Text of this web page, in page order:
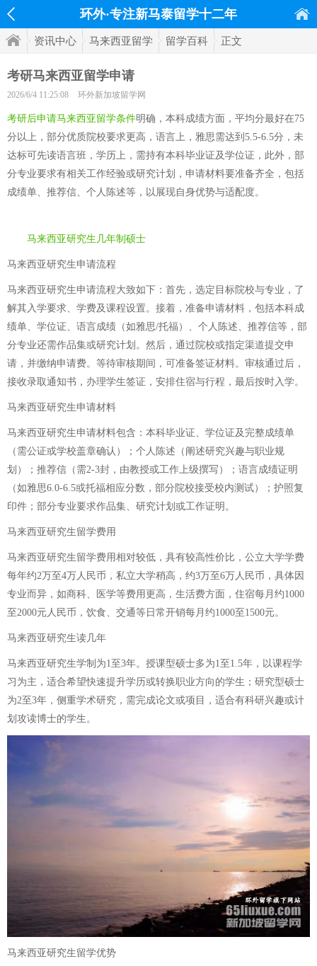
环外·专注新马泰留学十二年
资讯中心 马来西亚留学 留学百科 正文
考研马来西亚留学申请
2026/6/4 11:25:08 环外新加坡留学网
考研后申请马来西亚留学条件明确，本科成绩方面，平均分最好在75
分以上，部分优质院校要求更高，语言上，雅思需达到5.5-6.5分，未
达标可先读语言班，学历上，需持有本科毕业证及学位证，此外，部
分专业要求有相关工作经验或研究计划，申请材料要准备齐全，包括
成绩单、推荐信、个人陈述等，以展现自身优势与适配度。
马来西亚研究生几年制硕士
马来西亚研究生申请流程
马来西亚研究生申请流程大致如下：首先，选定目标院校与专业，了
解其入学要求、学费及课程设置。接着，准备申请材料，包括本科成
绩单、学位证、语言成绩（如雅思/托福）、个人陈述、推荐信等，部
分专业还需作品集或研究计划。然后，通过院校或指定渠道提交申
请，并缴纳申请费。等待审核期间，可准备签证材料。审核通过后，
接收录取通知书，办理学生签证，安排住宿与行程，最后按时入学。
马来西亚研究生申请材料
马来西亚研究生申请材料包含：本科毕业证、学位证及完整成绩单
（需公证或学校盖章确认）；个人陈述（阐述研究兴趣与职业规
划）；推荐信（需2-3封，由教授或工作上级撰写）；语言成绩证明
（如雅思6.0-6.5或托福相应分数，部分院校接受校内测试）；护照复
印件；部分专业要求作品集、研究计划或工作证明。
马来西亚研究生留学费用
马来西亚研究生留学费用相对较低，具有较高性价比，公立大学学费
每年约2万至4万人民币，私立大学稍高，约3万至6万人民币，具体因
专业而异，如商科、医学等费用更高，生活费方面，住宿每月约1000
至2000元人民币，饮食、交通等日常开销每月约1000至1500元。
马来西亚研究生读几年
马来西亚研究生学制为1至3年。授课型硕士多为1至1.5年，以课程学
习为主，适合希望快速提升学历或转换职业方向的学生；研究型硕士
为2至3年，侧重学术研究，需完成论文或项目，适合有科研兴趣或计
划攻读博士的学生。
马来西亚研究生留学优势